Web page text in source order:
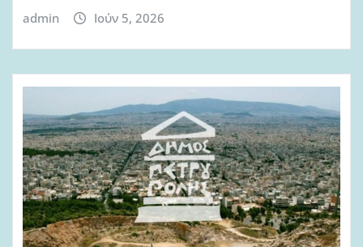
admin Ιούν 5, 2026